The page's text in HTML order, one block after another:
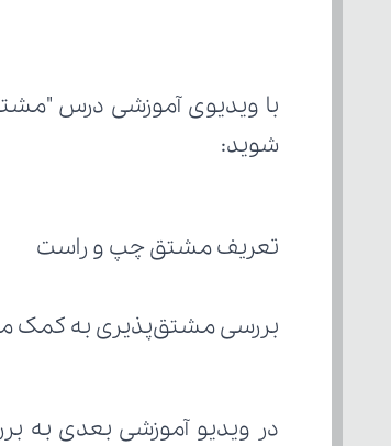
شوید:
تعریف مشتق چپ و راست
بررسی مشتق‌پذیری به
در ویدیو آموزشی بعدی به